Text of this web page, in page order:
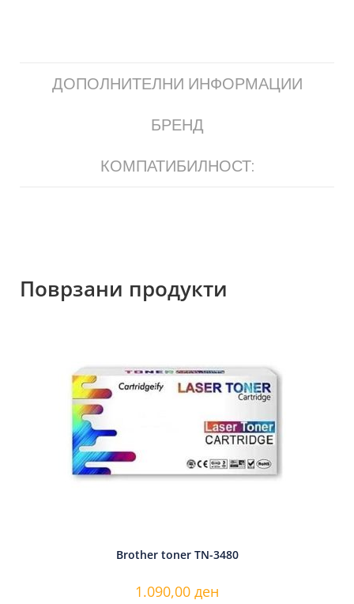
ДОПОЛНИТЕЛНИ ИНФОРМАЦИИ
БРЕНД
КОМПАТИБИЛНОСТ:
Поврзани продукти
Brother toner TN-3480
1.090,00 ден